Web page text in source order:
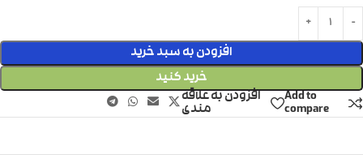
افزودن به سبد خرید
خرید کنید
Add to
compare
افزودن به علاقه
مندی